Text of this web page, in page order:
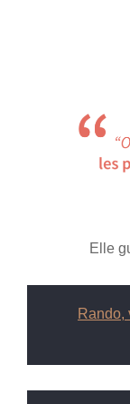
Elle
Rando,